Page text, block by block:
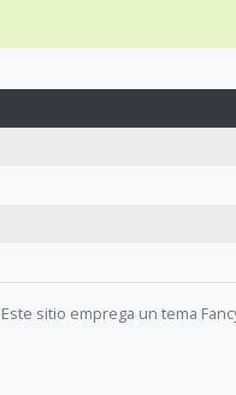
Este sitio emprega un tema